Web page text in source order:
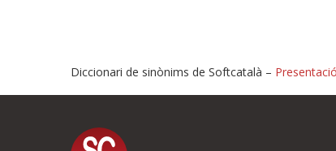
Proposeu-nos
Diccionari de sinònims de Softcatalà –